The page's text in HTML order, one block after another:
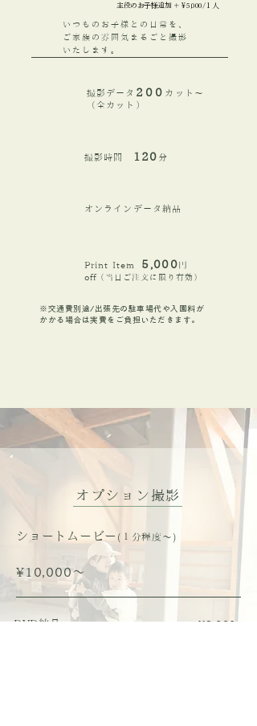
撮影データ 200 カット〜
（全カット）
​オンラインデータ納品
Print Item 5,000円
off（当日ご注文に限り有効）
​※交通費別途/出張先の駐車場代や入園料が
かかる場合は実費をご負担いただきます。
​撮影時間 120 分
いつものお子様との日常を、
ご家族の雰囲気まるごと撮影
いたします。
主役のお子様追加 ＋￥5,000/１人
​オプション撮影
ショートムービー (１分程度〜)
¥10,000〜
DVD納品 ¥3,000